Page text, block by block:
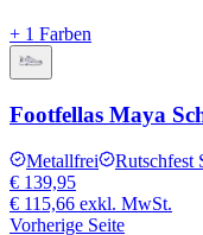
+ 1 Farben
Footfellas Maya
Metallfrei Rutschfest
€ 139,95
€ 115,66 exkl. MwSt.
Vorherige Seite